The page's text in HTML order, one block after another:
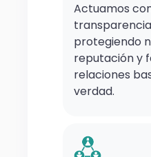
Actuamos
protegiendo
reputación y
relaciones
verdad.